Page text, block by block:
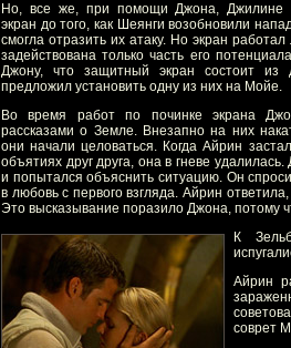
Но, все же, при помощи Джона, Джилине
экран до того, как Шеянги возобновили
смогла отразить их атаку. Но экран
задействована только часть его
Джону, что защитный экран состоит из
предложил установить одну из них на Мойе.
Во время работ по починке экрана
рассказами о Земле. Внезапно на них
они начали целоваться. Когда Айрин
объятиях друг друга, она в гневе
и попытался объяснить ситуацию. Он
в любовь с первого взгляда. Айрин
Это высказывание поразило Джона, потому
К
Айрин
соврет